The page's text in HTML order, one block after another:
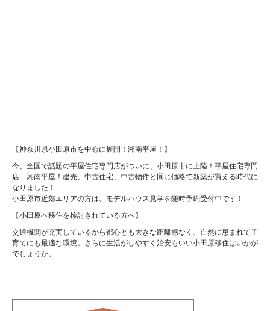
【神奈川県小田原市を中心に展開！湘南平屋！】
今、全国で話題の平屋住宅専門店がついに、小田原市に上陸！平屋住宅専門
店 湘南平屋！建売、中古住宅、中古物件と同じ価格で新築が買える時代に
なりました！
小田原市近郊エリアの方は、モデルハウス見学を随時予約受付中です！
【小田原へ移住を検討されている方へ】
交通機関が充実しているから都心とも大きな距離感なく、自然に恵まれて子
育てにも最適な環境。さらに生活がしやすく治安もいい小田原移住はいかが
でしょうか。